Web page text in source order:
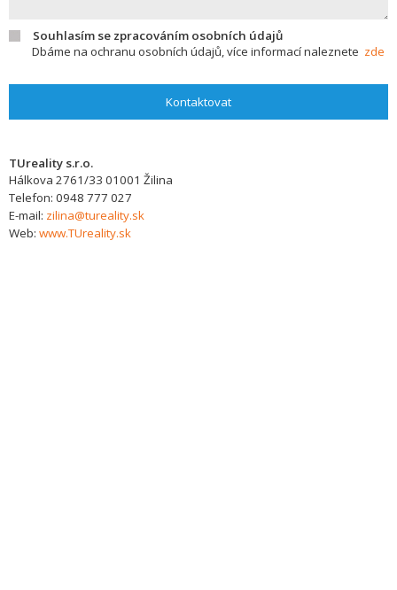
Souhlasím se zpracováním osobních údajů
Dbáme na ochranu osobních údajů, více informací naleznete zde
Kontaktovat
TUreality s.r.o.
Hálkova 2761/33 01001 Žilina
Telefon: 0948 777 027
E-mail: zilina@tureality.sk
Web: www.TUreality.sk